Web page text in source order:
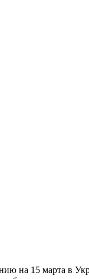
на 15 марта в